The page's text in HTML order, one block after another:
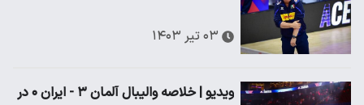
۰۳ تیر ۱۴۰۳
ویدیو | خلاصه والیبال آلمان ۳ - ایران ۰ در